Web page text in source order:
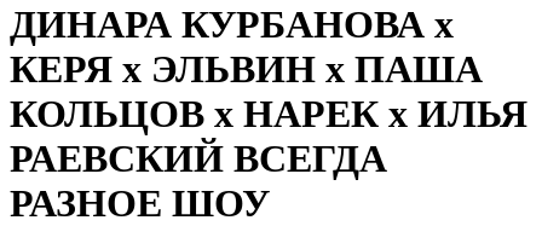
ДИНАРА КУРБАНОВА х
КЕРЯ х ЭЛЬВИН х ПАША
КОЛЬЦОВ х НАРЕК х ИЛЬЯ
РАЕВСКИЙ ВСЕГДА
РАЗНОЕ ШОУ